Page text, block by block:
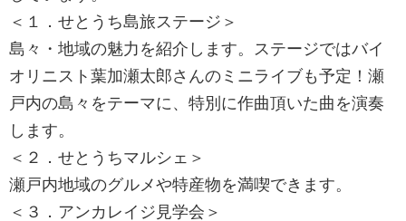
＜１．せとうち島旅ステージ＞
島々・地域の魅力を紹介します。ステージではバイ
オリニスト葉加瀬太郎さんのミニライブも予定！瀬
戸内の島々をテーマに、特別に作曲頂いた曲を演奏
します。
＜２．せとうちマルシェ＞
瀬戸内地域のグルメや特産物を満喫できます。
＜３．アンカレイジ見学会＞